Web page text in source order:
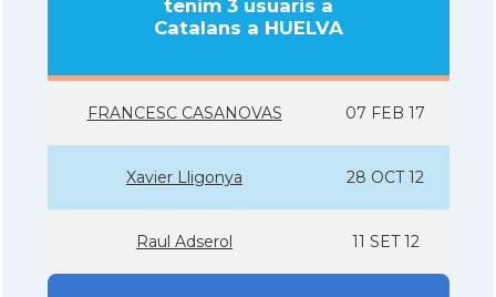
tenim 3 usuaris a
Catalans a HUELVA
FRANCESC CASANOVAS 07 FEB 17
Xavier Lligonya 28 OCT 12
Raul Adserol 11 SET 12